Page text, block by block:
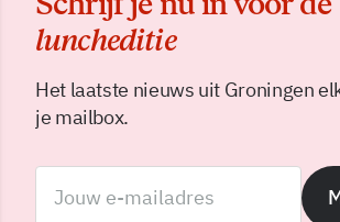
luncheditie
Het laatste nieuws uit Groningen
je mailbox.